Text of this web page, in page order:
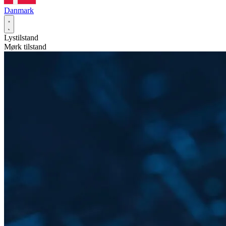
Danmark
Lystilstand
Mørk tilstand